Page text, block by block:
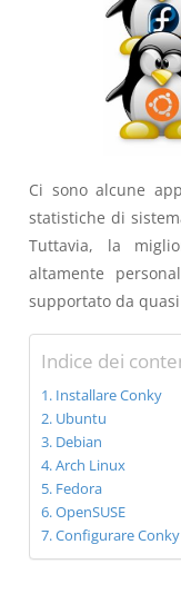
Ci sono alcune
statistiche di
Tuttavia, la
altamente
supportato da
Indice dei
Installare Conky
Ubuntu
Debian
Arch Linux
Fedora
OpenSUSE
Configurare Conky